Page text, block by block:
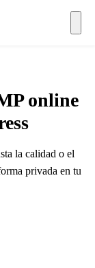
online
la calidad o el
privada en tu